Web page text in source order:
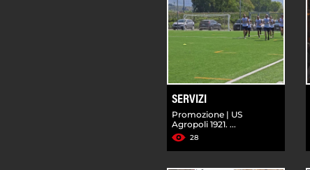
SERVIZI
Promozione | US
Agropoli 1921. ...
28